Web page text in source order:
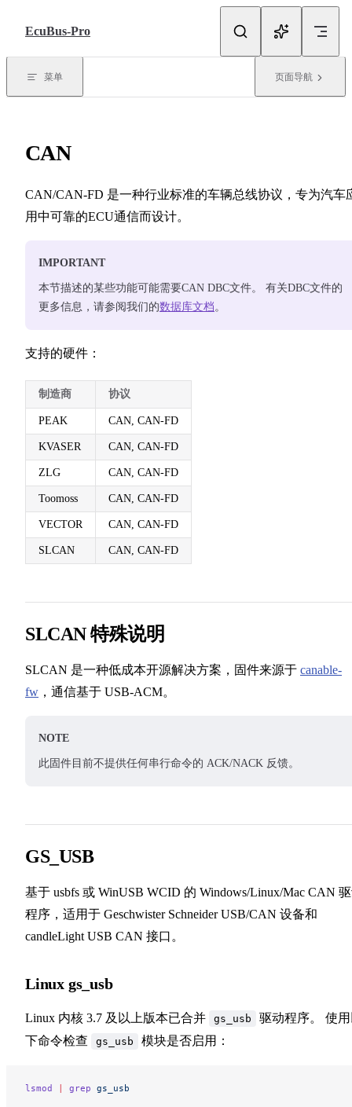
EcuBus-Pro
菜单 页面导航
CAN
CAN/CAN-FD 是一种行业标准的车辆总线协议，专为汽车
用中可靠的ECU通信而设计。
IMPORTANT
本节描述的某些功能可能需要CAN DBC文件。 有关DBC文件的
更多信息，请参阅我们的数据库文档 。
支持的硬件：
制造商 协议
PEAK CAN, CAN-FD
KVASER CAN, CAN-FD
ZLG CAN, CAN-FD
Toomoss CAN, CAN-FD
VECTOR CAN, CAN-FD
SLCAN CAN, CAN-FD
SLCAN 特殊说明
SLCAN 是一种低成本开源解决方案，固件来源于 canable-
fw ，通信基于 USB-ACM。
NOTE
此固件目前不提供任何串行命令的 ACK/NACK 反馈。
GS_USB
基于 usbfs 或 WinUSB WCID 的 Windows/Linux/Mac CAN
程序，适用于 Geschwister Schneider USB/CAN 设备和
candleLight USB CAN 接口。
Linux gs_usb
Linux 内核 3.7 及以上版本已合并 gs_usb
驱动程序。 使
下命令检查
gs_usb 模块是否启用：
lsmod | grep gs_usb